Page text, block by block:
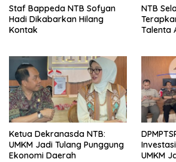
Staf Bappeda NTB Sofyan
Hadi Dikabarkan Hilang
Kontak
NTB
Talenta
Ketua Dekranasda NTB:
UMKM Jadi Tulang Punggung
Ekonomi Daerah
UMKM